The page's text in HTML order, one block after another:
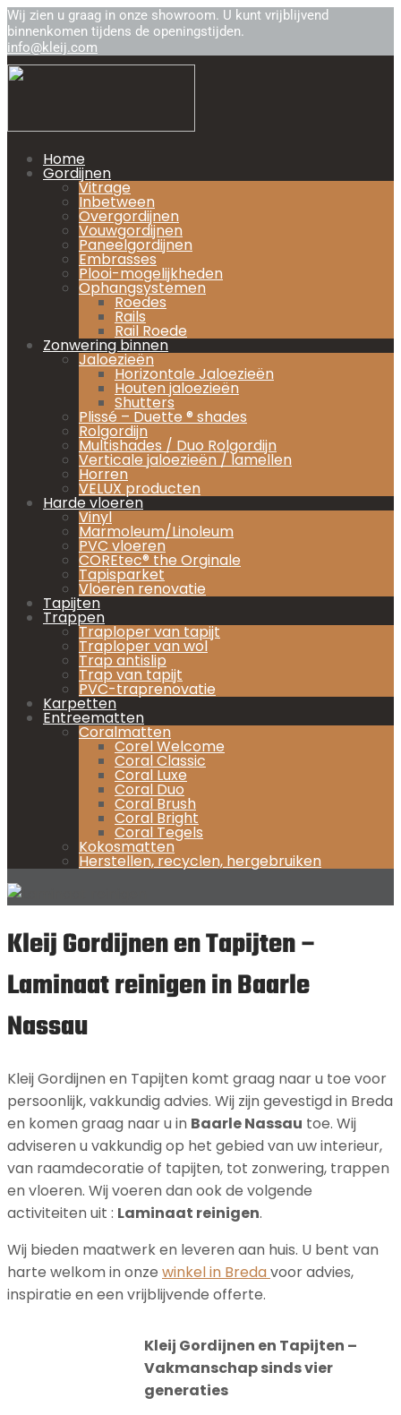
Wij zien u graag in onze showroom. U kunt vrijblijvend
binnenkomen tijdens de openingstijden.
info@kleij.com
Home
Gordijnen
Vitrage
Inbetween
Overgordijnen
Vouwgordijnen
Paneelgordijnen
Embrasses
Plooi-mogelijkheden
Ophangsystemen
Roedes
Rails
Rail Roede
Zonwering binnen
Jaloezieën
Horizontale Jaloezieën
Houten jaloezieën
Shutters
Plissé – Duette ® shades
Rolgordijn
Multishades / Duo Rolgordijn
Verticale jaloezieën / lamellen
Horren
VELUX producten
Harde vloeren
Vinyl
Marmoleum/Linoleum
PVC vloeren
COREtec® the Orginale
Tapisparket
Vloeren renovatie
Tapijten
Trappen
Traploper van tapijt
Traploper van wol
Trap antislip
Trap van tapijt
PVC-traprenovatie
Karpetten
Entreematten
Coralmatten
Corel Welcome
Coral Classic
Coral Luxe
Coral Duo
Coral Brush
Coral Bright
Coral Tegels
Kokosmatten
Herstellen, recyclen, hergebruiken
Kleij Gordijnen en Tapijten –
Laminaat reinigen in Baarle
Nassau
Kleij Gordijnen en Tapijten komt graag naar u toe voor
persoonlijk, vakkundig advies. Wij zijn gevestigd in Breda
en komen graag naar u in Baarle Nassau toe. Wij
adviseren u vakkundig op het gebied van uw interieur,
van raamdecoratie of tapijten, tot zonwering, trappen
en vloeren. Wij voeren dan ook de volgende
activiteiten uit : Laminaat reinigen.
Wij bieden maatwerk en leveren aan huis. U bent van
harte welkom in onze winkel in Bredavoor advies,
inspiratie en een vrijblijvende offerte.
Kleij Gordijnen en Tapijten –
Vakmanschap sinds vier
generaties